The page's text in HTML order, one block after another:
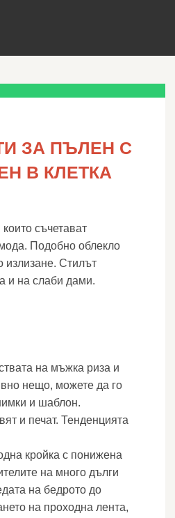
ЗА ПЪЛЕН С
В КЛЕТКА
съчетават
Подобно облекло
излизане. Стилът
и на слаби дами.
на мъжка риза и
нещо, можете да го
и шаблон.
и печат. Тенденцията
кройка с понижена
на много дълги
на бедрото до
на проходна лента,